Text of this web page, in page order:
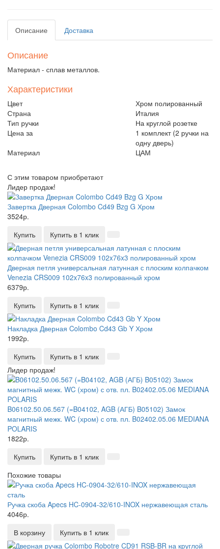
Описание Доставка
Описание
Материал - сплав металлов.
Характеристики
Цвет
Хром полированный
Страна
Италия
Тип ручки
На круглой розетке
Цена за
1 комплект (2 ручки на
одну дверь)
Материал
ЦАМ
С этим товаром приобретают
Лидер продаж!
Завертка Дверная Colombo Cd49 Bzg G Хром
3524р.
Купить
Купить в 1 клик
Дверная петля универсальная латунная с плоским колпачком
Venezia CRS009 102x76x3 полированный хром
6379р.
Купить
Купить в 1 клик
Накладка Дверная Colombo Cd43 Gb Y Хром
1992р.
Купить
Купить в 1 клик
Лидер продаж!
B06102.50.06.567 (=B04102, AGB (АГБ) B05102) Замок
магнитный межк. WC (хром) с отв. пл. B02402.05.06 MEDIANA
POLARIS
1822р.
Купить
Купить в 1 клик
Похожие товары
Ручка скоба Apecs HC-0904-32/610-INOX нержавеющая сталь
4046р.
В корзину
Купить в 1 клик